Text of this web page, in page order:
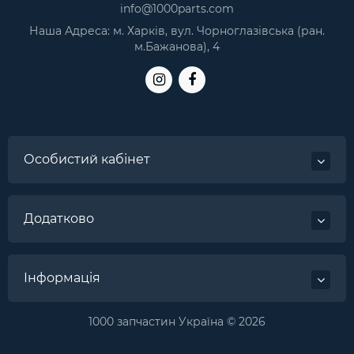
info@1000parts.com
Наша Адреса: м. Харків, вул. Чорноглазівська (ран.
м.Бажанова), 4
Особистий кабінет
Додатково
Інформація
1000 запчастин Україна © 2026